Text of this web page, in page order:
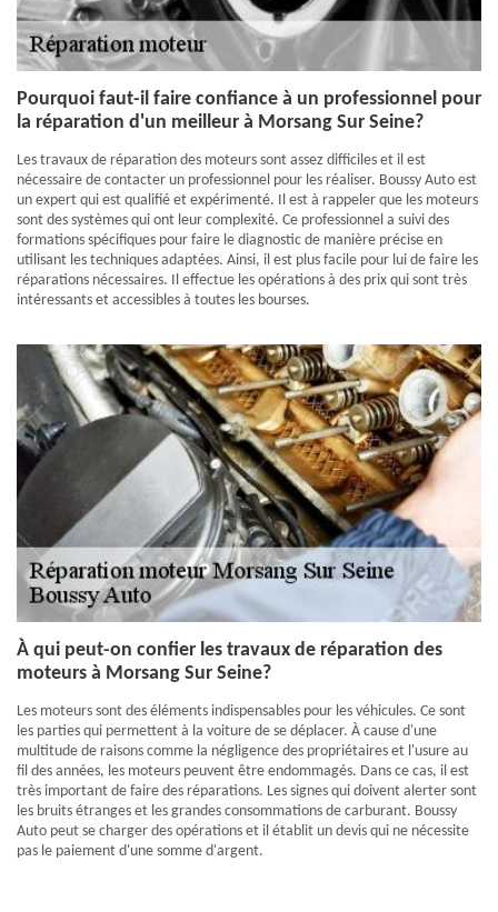
Pourquoi faut-il faire confiance à un professionnel pour
la réparation d'un meilleur à Morsang Sur Seine?
Les travaux de réparation des moteurs sont assez difficiles et il est
nécessaire de contacter un professionnel pour les réaliser. Boussy Auto est
un expert qui est qualifié et expérimenté. Il est à rappeler que les moteurs
sont des systèmes qui ont leur complexité. Ce professionnel a suivi des
formations spécifiques pour faire le diagnostic de manière précise en
utilisant les techniques adaptées. Ainsi, il est plus facile pour lui de faire les
réparations nécessaires. Il effectue les opérations à des prix qui sont très
intéressants et accessibles à toutes les bourses.
À qui peut-on confier les travaux de réparation des
moteurs à Morsang Sur Seine?
Les moteurs sont des éléments indispensables pour les véhicules. Ce sont
les parties qui permettent à la voiture de se déplacer. À cause d'une
multitude de raisons comme la négligence des propriétaires et l'usure au
fil des années, les moteurs peuvent être endommagés. Dans ce cas, il est
très important de faire des réparations. Les signes qui doivent alerter sont
les bruits étranges et les grandes consommations de carburant. Boussy
Auto peut se charger des opérations et il établit un devis qui ne nécessite
pas le paiement d'une somme d'argent.